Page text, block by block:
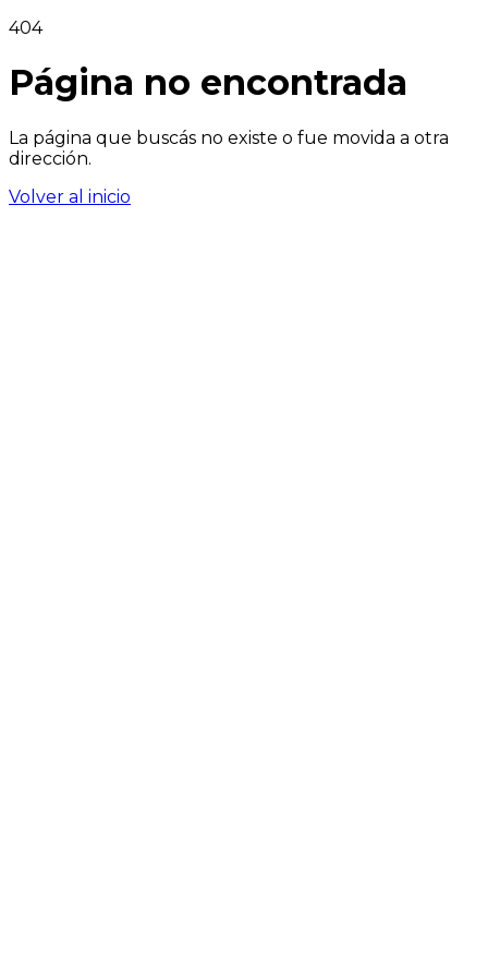
404
Página no encontrada
La página que buscás no existe o fue movida a otra
dirección.
Volver al inicio